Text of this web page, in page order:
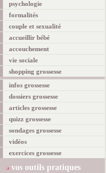
psychologie
formalités
couple et sexualité
accueillir bébé
accouchement
vie sociale
shopping grossesse
infos grossesse
dossiers grossesse
articles grossesse
quizz grossesse
sondages grossesse
vidéos
exercices grossesse
vos outils pratiques